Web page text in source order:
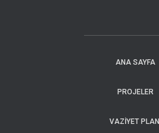
ANA SAYFA
PROJELER
VAZIYET PLANI